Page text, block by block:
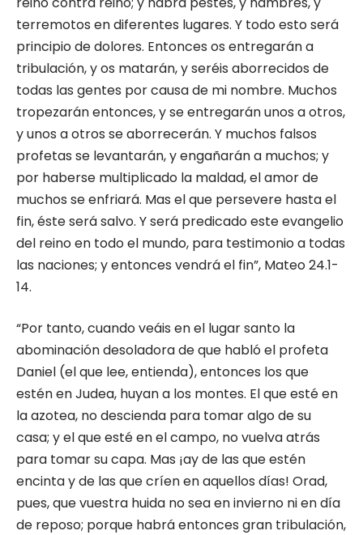
terremotos en diferentes lugares. Y todo esto será
principio de dolores. Entonces os entregarán a
tribulación, y os matarán, y seréis aborrecidos de
todas las gentes por causa de mi nombre. Muchos
tropezarán entonces, y se entregarán unos a otros,
y unos a otros se aborrecerán. Y muchos falsos
profetas se levantarán, y engañarán a muchos; y
por haberse multiplicado la maldad, el amor de
muchos se enfriará. Mas el que persevere hasta el
fin, éste será salvo. Y será predicado este evangelio
del reino en todo el mundo, para testimonio a todas
las naciones; y entonces vendrá el fin”, Mateo 24.1-
14.
“Por tanto, cuando veáis en el lugar santo la
abominación desoladora de que habló el profeta
Daniel (el que lee, entienda), entonces los que
estén en Judea, huyan a los montes. El que esté en
la azotea, no descienda para tomar algo de su
casa; y el que esté en el campo, no vuelva atrás
para tomar su capa. Mas ¡ay de las que estén
encinta y de las que críen en aquellos días! Orad,
pues, que vuestra huida no sea en invierno ni en día
de reposo; porque habrá entonces gran tribulación,